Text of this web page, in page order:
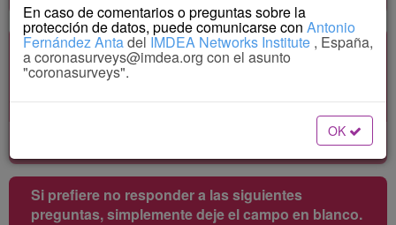
En caso de comentarios o preguntas sobre la
protección de datos, puede comunicarse con Antonio
Fernández AntadelIMDEA Networks Institute , España,
acoronasurveys@imdea.org con el asunto
"coronasurveys".
OK
Si usted se pone enfermo, ¿Cuántas de las
personas que conoce personalmente lo
Si prefiere no responder a las siguientes
preguntas, simplemente deje el campo en blanco.